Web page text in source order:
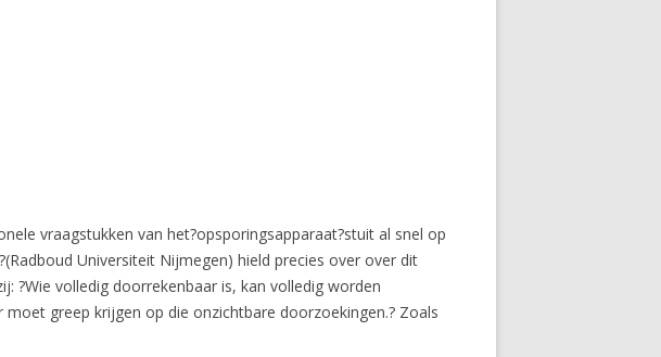
vraagstukken van het?opsporingsapparaat?stuit al snel op
?(Radboud Universiteit Nijmegen) hield precies over over dit
?Wie volledig doorrekenbaar is, kan volledig worden
greep krijgen op die onzichtbare doorzoekingen.? Zoals